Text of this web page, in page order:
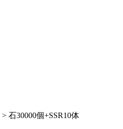
> 石30000個+SSR10体